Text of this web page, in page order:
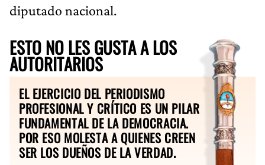
diputado nacional.
ESTO NO LES GUSTA A LOS
AUTORITARIOS
EL EJERCICIO DEL PERIODISMO
PROFESIONAL Y CRÍTICO ES UN PILAR
FUNDAMENTAL DE LA DEMOCRACIA.
POR ESO MOLESTA A QUIENES CREEN
SER LOS DUEÑOS DE LA VERDAD.